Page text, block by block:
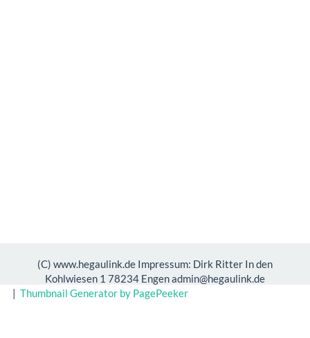
(C) www.hegaulink.de Impressum: Dirk Ritter In den
Kohlwiesen 1 78234 Engen admin@hegaulink.de
| Thumbnail Generator by PagePeeker